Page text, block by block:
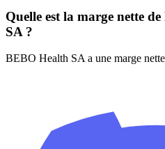
Quelle est la marge nette
SA ?
BEBO Health SA a une marge